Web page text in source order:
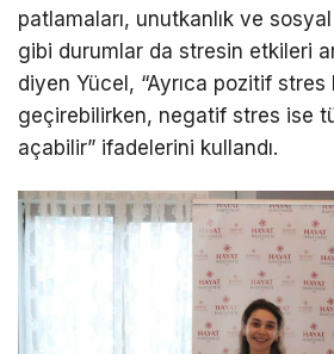
patlamaları, unutkanlık ve
gibi durumlar da stresin etkileri
diyen Yücel, “Ayrıca pozitif
geçirebilirken, negatif stres ise
açabilir” ifadelerini kullandı.